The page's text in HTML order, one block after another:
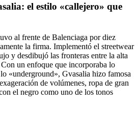
el estilo «callejero» que
al frente de Balenciaga por diez
la firma. Implementó el streetwear
y desdibujó las fronteras entre la alta
un enfoque que incorporaba lo
«underground», Gvasalia hizo famosa
de volúmenes, ropa de gran
el negro como uno de los tonos